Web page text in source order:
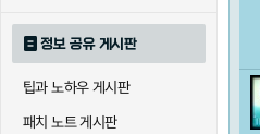
정보 공유 게시판
팁과 노하우 게시판
패치 노트 게시판